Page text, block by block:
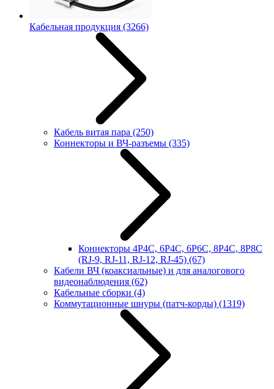
Кабельная продукция (3266)
Кабель витая пара (250)
Коннекторы и ВЧ-разъемы (335)
Коннекторы 4P4C, 6P4C, 6P6C, 8P4C, 8P8C
(RJ-9, RJ-11, RJ-12, RJ-45) (67)
Кабели ВЧ (коаксиальные) и для аналогового
видеонаблюдения (62)
Кабельные сборки (4)
Коммутационные шнуры (патч-корды) (1319)